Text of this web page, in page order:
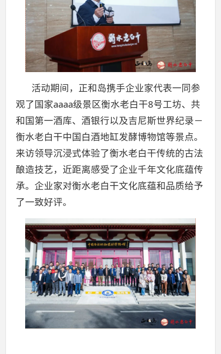
活动期间，正和岛携手企业家代表一同参
观了国家aaaa级景区衡水老白干8号工坊、共
和国第一酒库、酒银行以及吉尼斯世界纪录－
衡水老白干中国白酒地缸发酵博物馆等景点。
来访领导沉浸式体验了衡水老白干传统的古法
酿造技艺，近距离感受了企业千年文化底蕴传
承。企业家对衡水老白干文化底蕴和品质给予
了一致好评。